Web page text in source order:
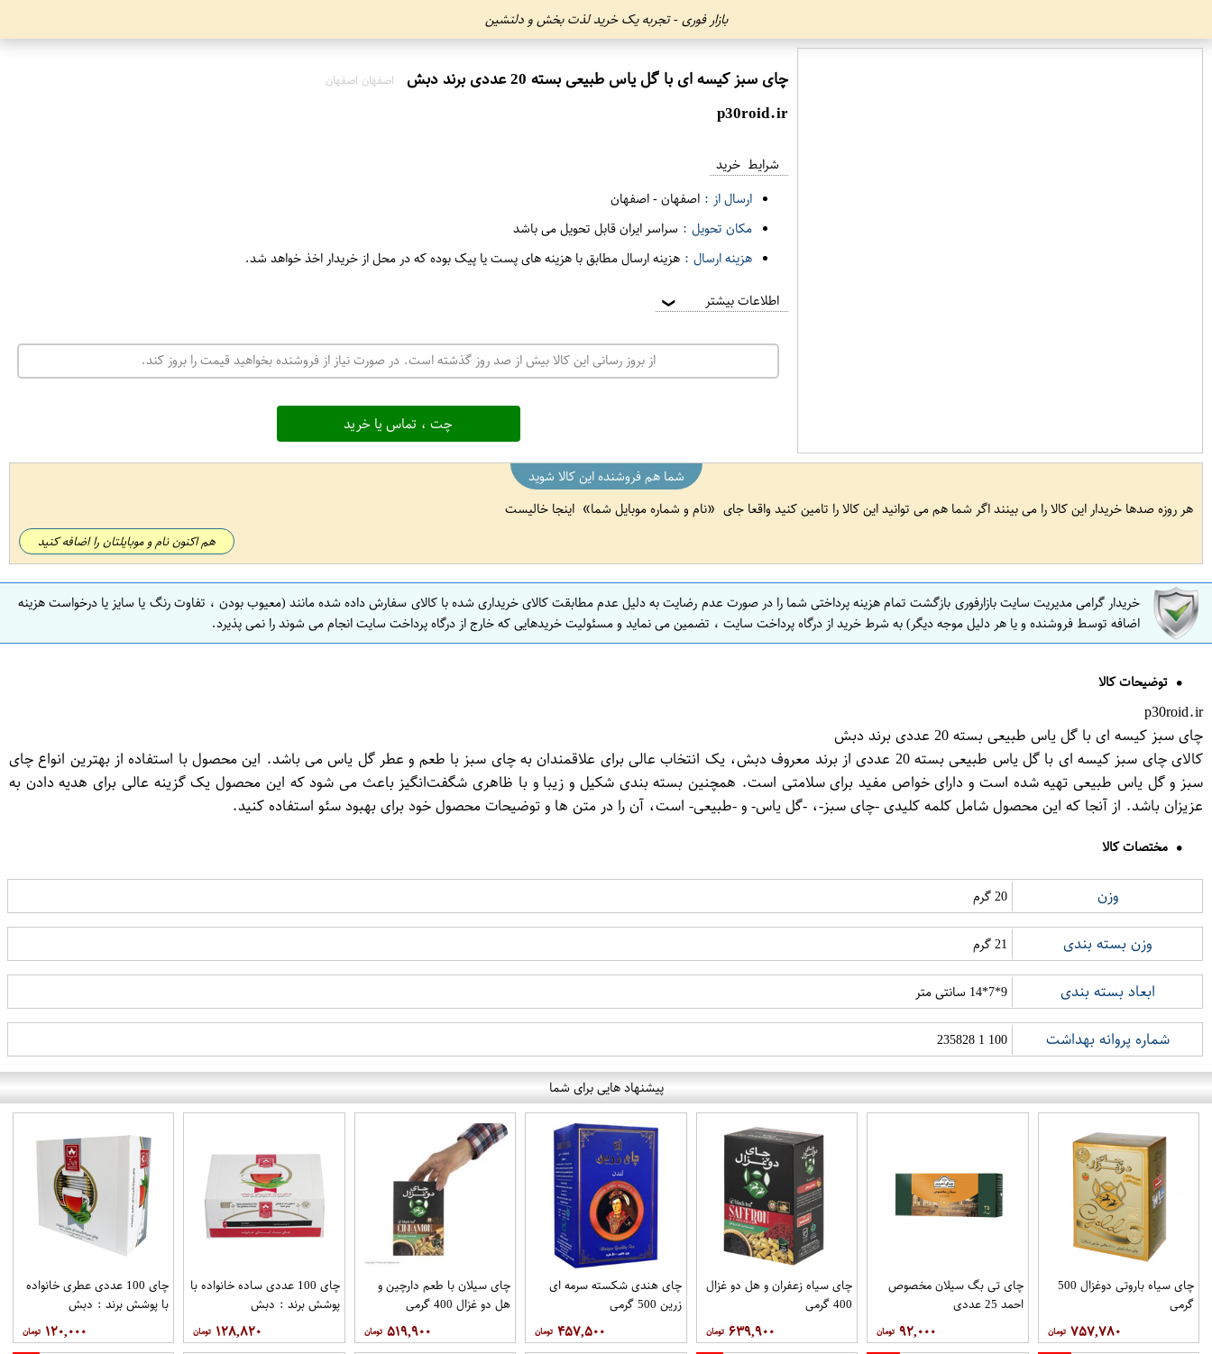
بازار فوری - تجربه یک خرید لذت بخش و دلنشین
چای سبز کیسه ای با گل یاس طبیعی بسته 20 عددی برند دبش اصفهان اصفهان
p30roid.ir
شرایط خرید
ارسال از : اصفهان-اصفهان
مکان تحویل : سراسر ایران قابل تحویل می باشد
هزینه ارسال : هزینه ارسال مطابق با هزینه های پست یا پیک بوده که در محل از خریدار اخذ خواهد شد.
اطلاعات بیشتر ❯
از بروز رسانی این کالا بیش از صد روز گذشته است. در صورت نیاز از فروشنده بخواهید قیمت را بروز کند.
چت ، تماس یا خرید
شما هم فروشنده این کالا شوید
هر روزه صدها خریدار این کالا را می بینند اگر شما هم می توانید این کالا را تامین کنید واقعا جای
نام و شماره موبایل شما اینجا خالیست
هم اکنون نام و موبایلتان را اضافه کنید
خریدار گرامی مدیریت سایت بازارفوری بازگشت تمام هزینه پرداختی شما را در صورت عدم رضایت به دلیل عدم مطابقت کالای خریداری شده با کالای سفارش داده شده مانند (معیوب بودن ، تفاوت رنگ یا سایز یا درخواست هزینه
اضافه توسط فروشنده و یا هر دلیل موجه دیگر) به شرط خرید از درگاه پرداخت سایت ، تضمین می نماید و مسئولیت خریدهایی که خارج از درگاه پرداخت سایت انجام می شوند را نمی پذیرد.
توضیحات کالا
p30roid.ir
چای سبز کیسه ای با گل یاس طبیعی بسته 20 عددی برند دبش
کالای چای سبز کیسه ای با گل یاس طبیعی بسته 20 عددی از برند معروف دبش، یک انتخاب عالی برای علاقمندان به چای سبز با طعم و عطر گل یاس می باشد. این محصول با استفاده از بهترین انواع چای
سبز و گل یاس طبیعی تهیه شده است و دارای خواص مفید برای سلامتی است. همچنین بسته بندی شکیل و زیبا و با ظاهری شگفت‌انگیز باعث می شود که این محصول یک گزینه عالی برای هدیه دادن به
عزیزان باشد. از آنجا که این محصول شامل کلمه کلیدی -چای سبز-، -گل یاس- و -طبیعی- است، آن را در متن ها و توضیحات محصول خود برای بهبود سئو استفاده کنید.
مختصات کالا
وزن 20 گرم
وزن بسته بندی 21 گرم
ابعاد بسته بندی 9*7*14 سانتی متر
شماره پروانه بهداشت 100 1 235828
پیشنهاد هایی برای شما
چای سیاه باروتی دوغزال 500
گرمی
۷۵۷,۷۸۰
چای تی بگ سیلان مخصوص
احمد 25 عددی
۹۲,۰۰۰
چای سیاه زعفران و هل دو غزال
400 گرمی
۶۳۹,۹۰۰
چای هندی شکسته سرمه ای
زرین 500 گرمی
۴۵۷,۵۰۰
چای سیلان با طعم دارچین و
هل دو غزال 400 گرمی
۵۱۹,۹۰۰
چای 100 عددی ساده خانواده با
پوشش برند : دبش
۱۲۸,۸۲۰
چای 100 عددی عطری خانواده
با پوشش برند : دبش
۱۲۰,۰۰۰